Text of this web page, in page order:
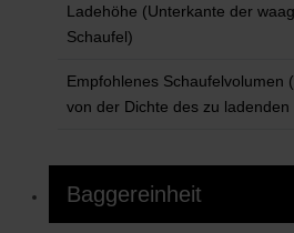
Ladehöhe (Unterkante der
Schaufel)
Empfohlenes Schaufelvolumen
von der Dichte des zu ladenden
Baggereinheit